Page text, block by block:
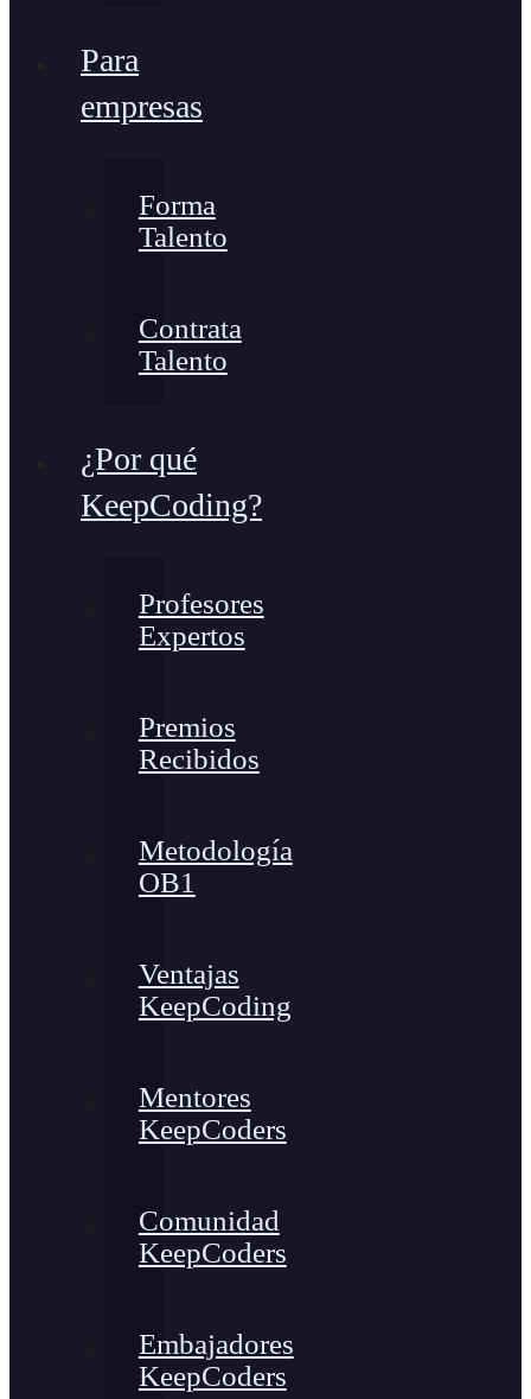
Para
empresas
Forma
Talento
Contrata
Talento
¿Por qué
KeepCoding?
Profesores
Expertos
Premios
Recibidos
Metodología
OB1
Ventajas
KeepCoding
Mentores
KeepCoders
Comunidad
KeepCoders
Embajadores
KeepCoders